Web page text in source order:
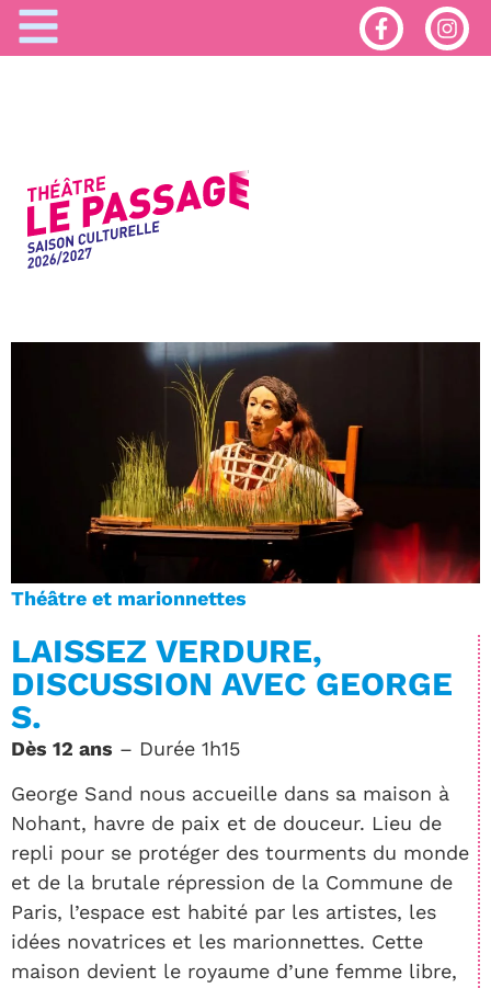
Théâtre et marionnettes
LAISSEZ VERDURE,
DISCUSSION AVEC GEORGE
S.
Dès 12 ans – Durée 1h15
George Sand nous accueille dans sa maison à
Nohant, havre de paix et de douceur. Lieu de
repli pour se protéger des tourments du monde
et de la brutale répression de la Commune de
Paris, l’espace est habité par les artistes, les
idées novatrices et les marionnettes. Cette
maison devient le royaume d’une femme libre,